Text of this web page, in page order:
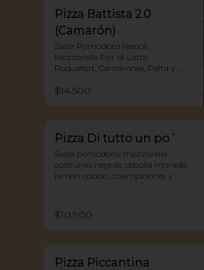
Pizza Battista 2.0
(Camarón)
Salsa Pomodoro Napoli,
Mozzarella Fior di Latte,
Roquefort, Camarones, Palta y
$14.500
Pizza Di tutto un po´
Salsa pomodoro, mozzarella,
aceitunas negras, cebolla morada,
jamon cocido, champiñones y
$10.900
Pizza Piccantina